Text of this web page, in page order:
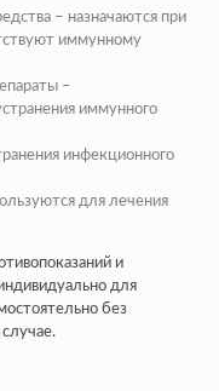
– назначаются при
иммунному
–
иммунного
инфекционного
для лечения
и
для
без